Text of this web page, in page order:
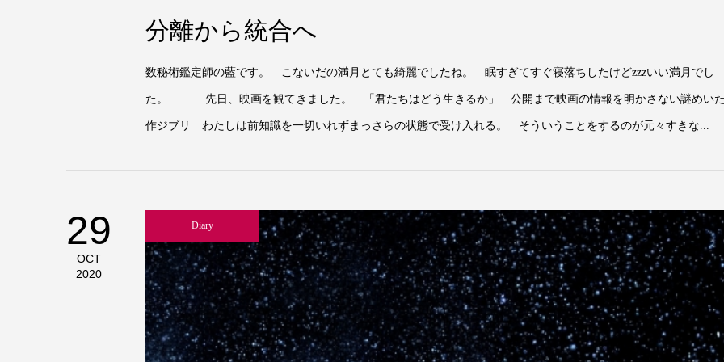
分離から統合へ
数秘術鑑定師の藍です。 こないだの満月とても綺麗でしたね。 眠すぎてすぐ寝落ちしたけどzzzいい満月でし
た。 先日、映画を観てきました。 「君たちはどう生きるか」 公開まで映画の情報を明かさない謎めい
作ジブリ わたしは前知識を一切いれずまっさらの状態で受け入れる。 そういうことをするのが元々すきな...
29
OCT
2020
Diary